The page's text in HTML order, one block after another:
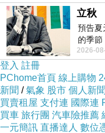
[這張像爸爸]
立秋
預告夏
的季
舒心
2026-
登入 註冊
PChome首頁 線上購物
新聞 /氣象 股市 個人新
買賣租屋 支付連 國際連
買車 旅行團 汽車險推薦
一元簡訊 直播達人 數位